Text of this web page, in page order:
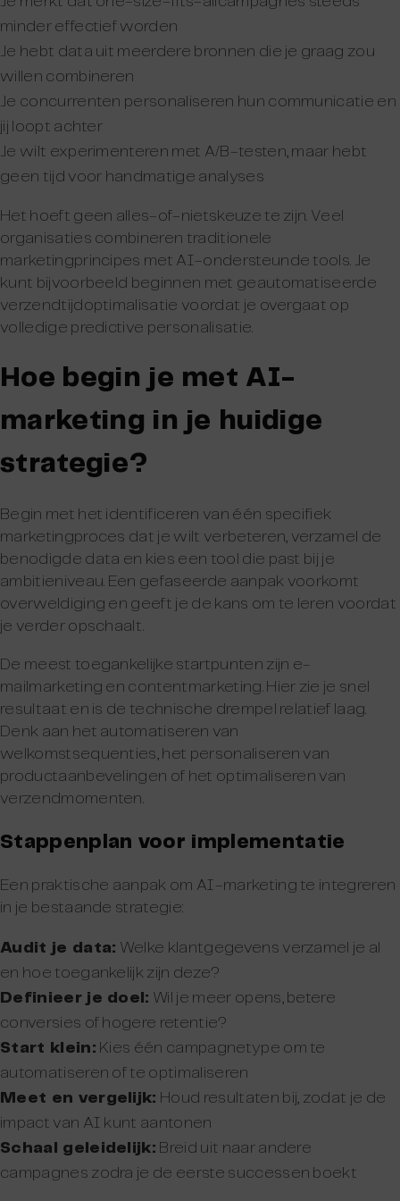
minder effectief worden
Je hebt data uit meerdere bronnen die je graag zou
willen combineren
Je concurrenten personaliseren hun communicatie en
jij loopt achter
Je wilt experimenteren met A/B-testen, maar hebt
geen tijd voor handmatige analyses
Het hoeft geen alles-of-nietskeuze te zijn. Veel
organisaties combineren traditionele
marketingprincipes met AI-ondersteunde tools. Je
kunt bijvoorbeeld beginnen met geautomatiseerde
verzendtijdoptimalisatie voordat je overgaat op
volledige predictive personalisatie.
Hoe begin je met AI-
marketing in je huidige
strategie?
Begin met het identificeren van één specifiek
marketingproces dat je wilt verbeteren, verzamel de
benodigde data en kies een tool die past bij je
ambitieniveau. Een gefaseerde aanpak voorkomt
overweldiging en geeft je de kans om te leren voordat
je verder opschaalt.
De meest toegankelijke startpunten zijn e-
mailmarketing en contentmarketing. Hier zie je snel
resultaat en is de technische drempel relatief laag.
Denk aan het automatiseren van
welkomstsequenties, het personaliseren van
productaanbevelingen of het optimaliseren van
verzendmomenten.
Stappenplan voor implementatie
Een praktische aanpak om AI-marketing te integreren
in je bestaande strategie:
Audit je data: Welke klantgegevens verzamel je al
en hoe toegankelijk zijn deze?
Definieer je doel: Wil je meer opens, betere
conversies of hogere retentie?
Start klein: Kies één campagnetype om te
automatiseren of te optimaliseren
Meet en vergelijk: Houd resultaten bij, zodat je de
impact van AI kunt aantonen
Schaal geleidelijk: Breid uit naar andere
campagnes zodra je de eerste successen boekt